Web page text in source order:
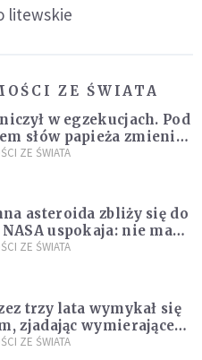
litewskie
ZE ŚWIATA
w egzekucjach. Pod
słów papieża zmienił
ZE ŚWIATA
asteroida zbliży się do
uspokaja: nie ma
ZE ŚWIATA
trzy lata wymykał się
zjadając wymierające
końcu popełnił
ZE ŚWIATA